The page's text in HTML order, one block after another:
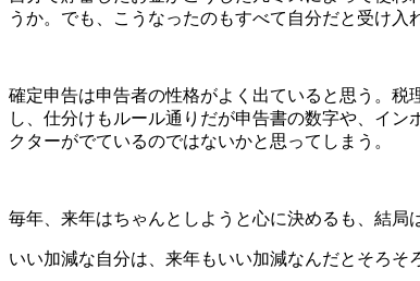
うか。でも、こうなったのもすべて自分だと受け入
確定申告は申告者の性格がよく出ていると思う。
し、仕分けもルール通りだが申告書の数字や、イン
クターがでているのではないかと思ってしまう。
毎年、来年はちゃんとしようと心に決めるも、結局
いい加減な自分は、来年もいい加減なんだとそろそ